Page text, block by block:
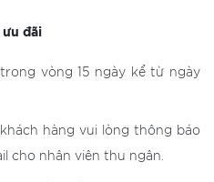
ưu đãi
vòng 15 ngày kể từ ngày
hàng vui lòng thông báo
cho nhân viên thu ngân.